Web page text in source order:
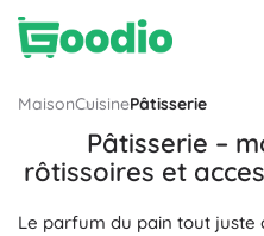
MaisonCuisinePâtisserie
Pâtisserie –
rôtissoires et
Le parfum du pain tout juste